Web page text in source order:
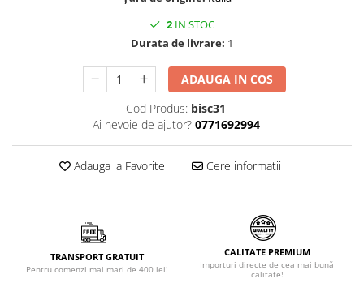
Lapte & Condensat
Creme & Esente
Paste Italiene
Orez & Polenta
2 IN STOC
Durata de livrare: 1
ADAUGA IN COS
Cod Produs: bisc31
Ai nevoie de ajutor? 0771692994
Adauga la Favorite Cere informatii
TRANSPORT GRATUIT
Pentru comenzi mai mari de 400 lei!
CALITATE PREMIUM
Importuri directe de cea mai bună
calitate!